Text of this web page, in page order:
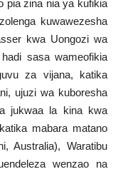
pia zina nia ya kufikia
kuwawezesha
kwa Uongozi wa
sasa wameofikia
za vijana, katika
ujuzi wa kuboresha
jukwaa la kina kwa
mabara matano
Australia), Waratibu
wenzao na